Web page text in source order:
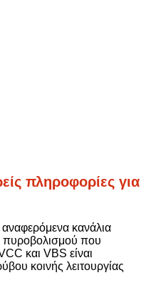
πληροφορίες για
κανάλια
πυροβολισμού που
και VBS είναι
κοινής λειτουργίας